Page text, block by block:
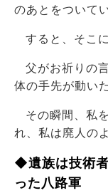
のあとをついて
すると、そこ
父がお祈りの
体の手先が動いた
その瞬間、私
れ、私は廃人の
◆遺族は技術
った八路軍